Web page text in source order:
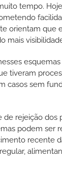
tempo.
orientam que
mais
tiveram
casos sem
rejeição dos
podem ser
recente